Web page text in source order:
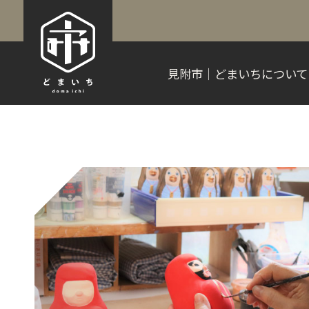
見附市｜どまいちについて